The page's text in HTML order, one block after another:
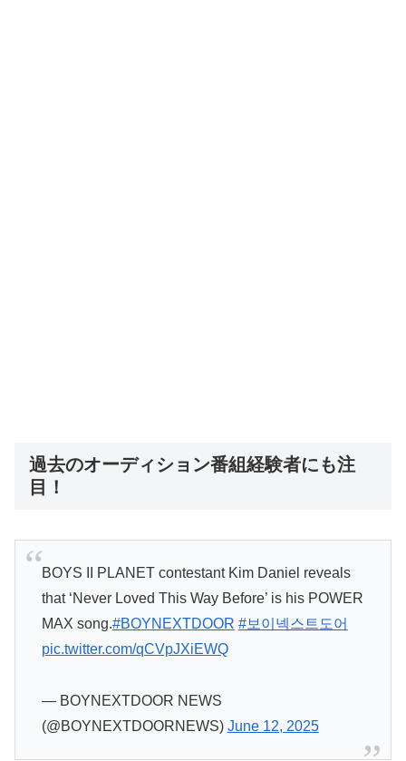
過去のオーディション番組経験者にも注
目！
BOYS II PLANET contestant Kim Daniel reveals
that ‘Never Loved This Way Before’ is his POWER
MAX song.#BOYNEXTDOOR #보이넥스트도어
pic.twitter.com/qCVpJXiEWQ
— BOYNEXTDOOR NEWS
(@BOYNEXTDOORNEWS) June 12, 2025